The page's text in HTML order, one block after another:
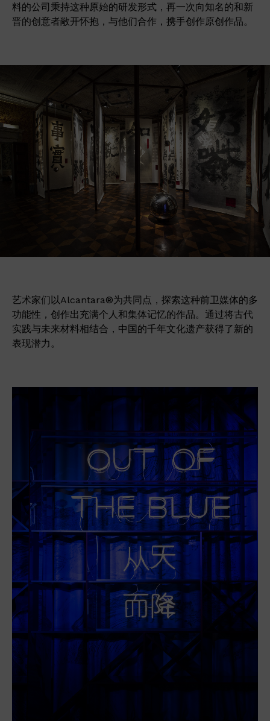
料的公司秉持这种原始的研发形式，再一次向知名的和新
晋的创意者敞开怀抱，与他们合作，携手创作原创作品。
艺术家们以Alcantara®为共同点，探索这种前卫媒体的多
功能性，创作出充满个人和集体记忆的作品。通过将古代
实践与未来材料相结合，中国的千年文化遗产获得了新的
表现潜力。